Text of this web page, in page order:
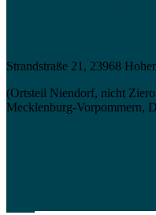
Strandstraße 21, 23968
(Ortsteil Niendorf, nicht
Mecklenburg-Vorpommern,